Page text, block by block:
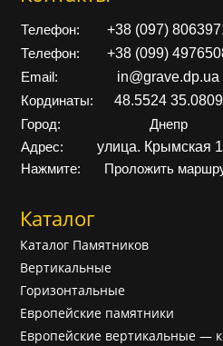
Телефон: +38 (097)
Телефон: +38 (099)
Email: in@grave.dp.ua
Кординаты: 48.5524 35.0809
Город:
Днепр
Адрес:
улица. Крымская
Нажмите: Проложить
Каталог
Каталог Памятников
Вертикальные
Горизонтальные
Европейские памятники
Европейские вертикальные —